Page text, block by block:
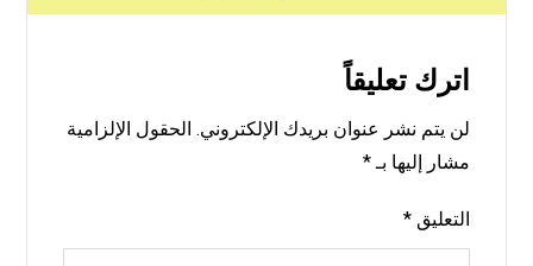
اترك تعليقاً
لن يتم نشر عنوان بريدك الإلكتروني. الحقول الإلزامية
مشار إليها بـ*
التعليق*